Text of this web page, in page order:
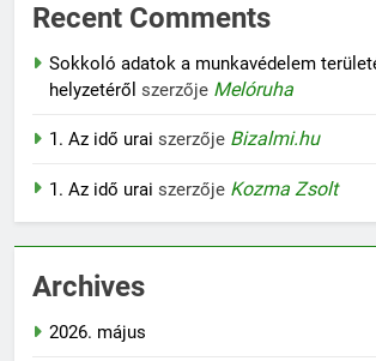
Recent Comments
Sokkoló adatok a munkavédelem
helyzetéről szerzője Melóruha
1. Az idő urai szerzője Bizalmi.hu
1. Az idő urai szerzője Kozma Zsolt
Archives
2026. május